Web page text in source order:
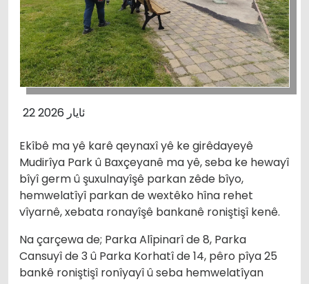
22 ئایار 2026
Ekîbê ma yê karê qeynaxî yê ke girêdayeyê
Mudirîya Park û Baxçeyanê ma yê, seba ke hewayî
bîyî germ û şuxulnayîşê parkan zêde bîyo,
hemwelatîyî parkan de wextêko hîna rehet
vîyarnê, xebata ronayîşê bankanê roniştişî kenê.
Na çarçewa de; Parka Alîpinarî de 8, Parka
Cansuyî de 3 û Parka Korhatî de 14, pêro pîya 25
bankê roniştişî ronîyayî û seba hemwelatîyan